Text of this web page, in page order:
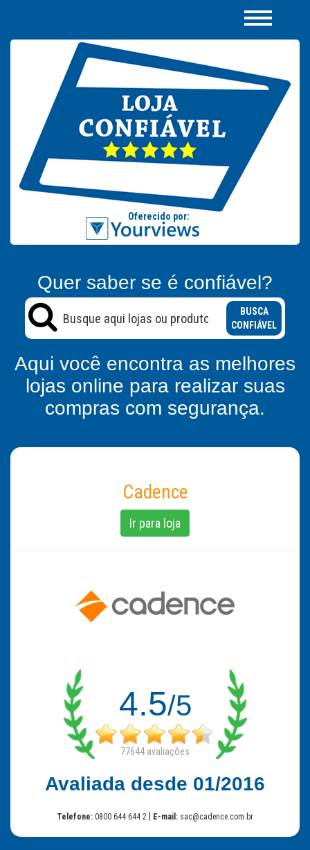
Quer saber se é confiável?
BUSCA
CONFIÁVEL
Aqui você encontra as melhores
lojas online para realizar suas
compras com segurança.
Cadence
Ir para loja
4.5/5
77644 avaliações
Avaliada desde 01/2016
Telefone: 0800 644 644 2 E-mail: sac@cadence.com.br